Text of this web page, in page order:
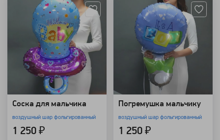
Соска для мальчика
воздушный шар фольгированный
1 250 ₽
Погремушка мальчику
воздушный шар фольгированный
1 250 ₽